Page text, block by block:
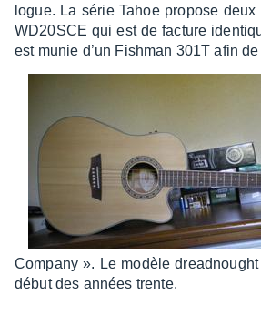
logue. La série Tahoe propose
WD20SCE qui est de facture
est munie d’un Fish­man 301T afin
Company ». Le modèle
début des années trente.